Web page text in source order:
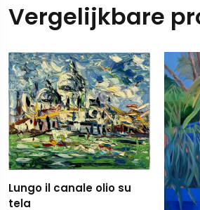
Vergelijkbare
Lungo il canale olio su
tela